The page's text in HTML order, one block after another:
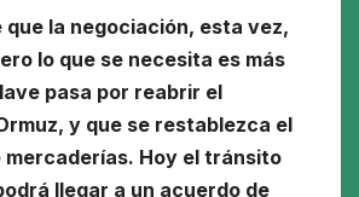
que la negociación, esta vez,
lo que se necesita es más
pasa por reabrir el
y que se restablezca el
Hoy el tránsito
llegar a un acuerdo de